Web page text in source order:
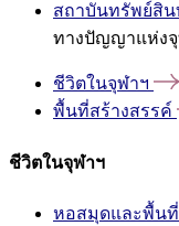
สถาบันทรัพย์สิ
ทางปัญญาแห่งจุ
ชีวิตในจุฬาฯ
พื้นที่สร้างสรรค์
ชีวิตในจุฬาฯ
หอสมุดและพื้นที่